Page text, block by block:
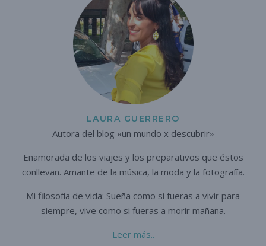
LAURA GUERRERO
Autora del blog «un mundo x descubrir»
Enamorada de los viajes y los preparativos que éstos
conllevan. Amante de la música, la moda y la fotografía.
Mi filosofía de vida: Sueña como si fueras a vivir para
siempre, vive como si fueras a morir mañana.
Leer más..